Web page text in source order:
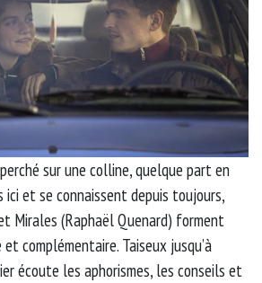
sur une colline, quelque part en
ici et se connaissent depuis toujours,
Mirales (Raphaël Quenard) forment
complémentaire. Taiseux jusqu’à
écoute les aphorismes, les conseils et